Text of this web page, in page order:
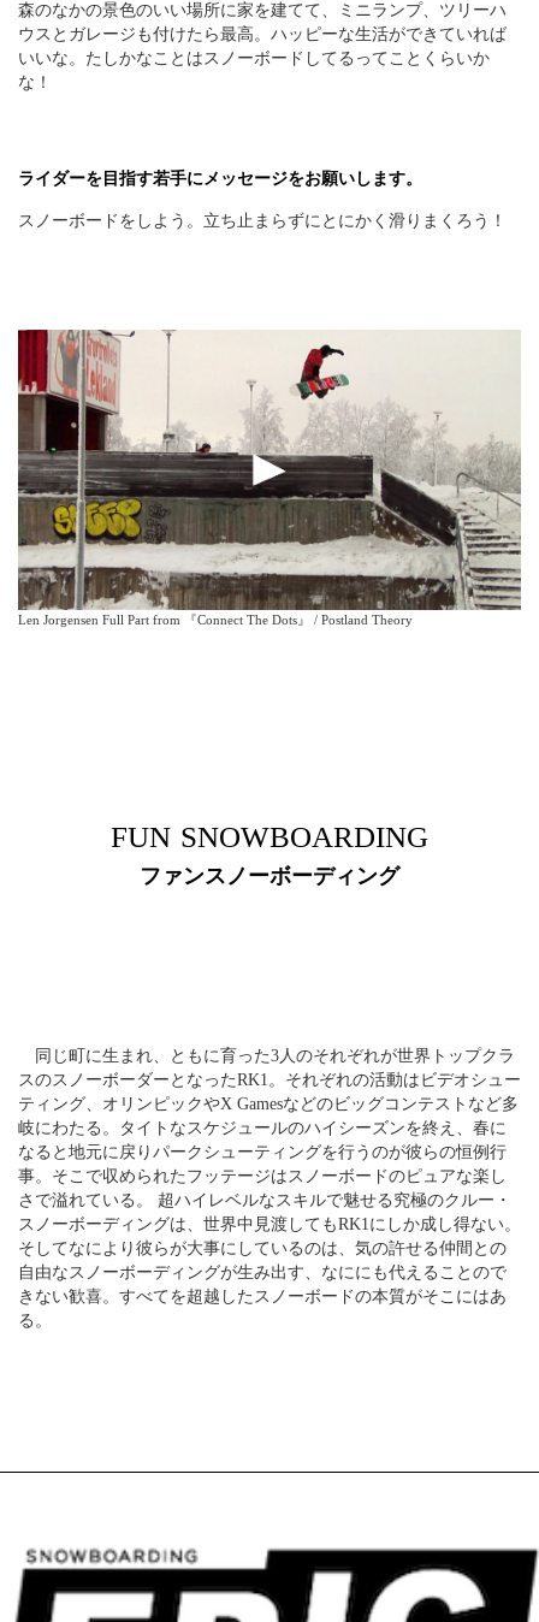
森のなかの景色のいい場所に家を建てて、ミニランプ、ツリーハ
ウスとガレージも付けたら最高。ハッピーな生活ができていれば
いいな。たしかなことはスノーボードしてるってことくらいか
な！
ライダーを目指す若手にメッセージをお願いします。
スノーボードをしよう。立ち止まらずにとにかく滑りまくろう！
Len Jorgensen Full Part from 『Connect The Dots』 / Postland Theory
FUN SNOWBOARDING
ファンスノーボーディング
同じ町に生まれ、ともに育った3人のそれぞれが世界トップクラ
スのスノーボーダーとなったRK1。それぞれの活動はビデオシュー
ティング、オリンピックやX Gamesなどのビッグコンテストなど多
岐にわたる。タイトなスケジュールのハイシーズンを終え、春に
なると地元に戻りパークシューティングを行うのが彼らの恒例行
事。そこで収められたフッテージはスノーボードのピュアな楽し
さで溢れている。 超ハイレベルなスキルで魅せる究極のクルー・
スノーボーディングは、世界中見渡してもRK1にしか成し得ない。
そしてなにより彼らが大事にしているのは、気の許せる仲間との
自由なスノーボーディングが生み出す、なににも代えることので
きない歓喜。すべてを超越したスノーボードの本質がそこにはあ
る。